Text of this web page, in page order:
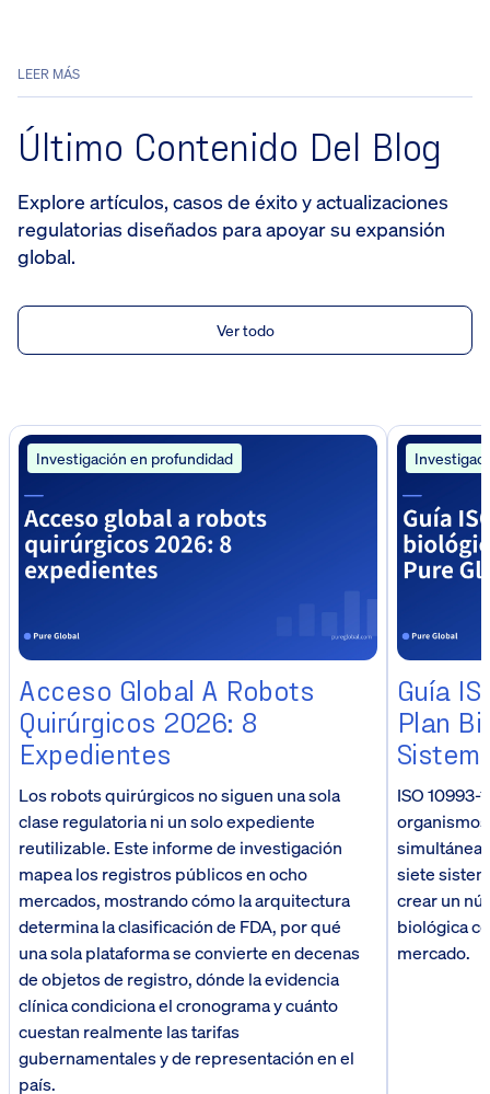
LEER MÁS
Último Contenido Del Blog
Explore artículos, casos de éxito y actualizaciones
regulatorias diseñados para apoyar su expansión
global.
Ver todo
Investigación en profundidad
Acceso Global A Robots
Quirúrgicos 2026: 8
Expedientes
Los robots quirúrgicos no siguen una sola
clase regulatoria ni un solo expediente
reutilizable. Este informe de investigación
mapea los registros públicos en ocho
mercados, mostrando cómo la arquitectura
determina la clasificación de FDA, por qué
una sola plataforma se convierte en decenas
de objetos de registro, dónde la evidencia
clínica condiciona el cronograma y cuánto
cuestan realmente las tarifas
gubernamentales y de representación en el
país.
Guía
Plan
ISO 10993-
siete
crear un
biológica
mercado.